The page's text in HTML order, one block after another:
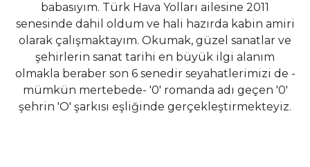
babasıyım. Türk Hava Yolları ailesine 2011
senesinde dahil oldum ve hali hazırda kabin amiri
olarak çalışmaktayım. Okumak, güzel sanatlar ve
şehirlerin sanat tarihi en büyük ilgi alanım
olmakla beraber son 6 senedir seyahatlerimizi de -
mümkün mertebede- '0' romanda adı geçen '0'
şehrin 'O' şarkısı eşliğinde gerçekleştirmekteyiz.